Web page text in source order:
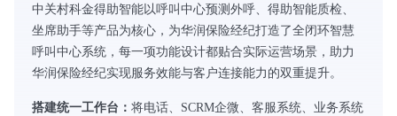
中关村科金得助智能以呼叫中心预测外呼、得助智能质检、
坐席助手等产品为核心，为华润保险经纪打造了全闭环智慧
呼叫中心系统，每一项功能设计都贴合实际运营场景，助力
华润保险经纪实现服务效能与客户连接能力的双重提升。
搭建统一工作台： 将电话、SCRM企微、客服系统、业务系统